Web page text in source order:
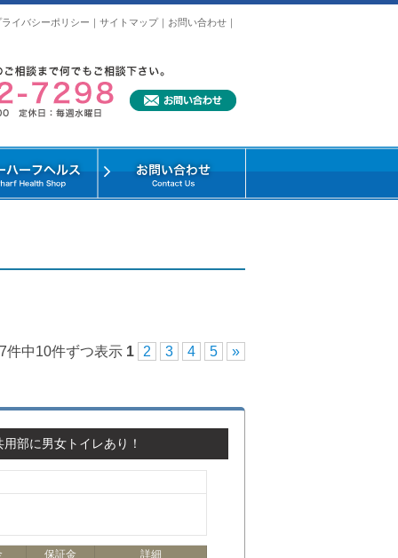
ライバシーポリシー ｜ サイトマップ｜ お問い合わせ ｜
件中10件ずつ表示 1 2 3 4 5 »
部に男女トイレあり！
保証金
詳細